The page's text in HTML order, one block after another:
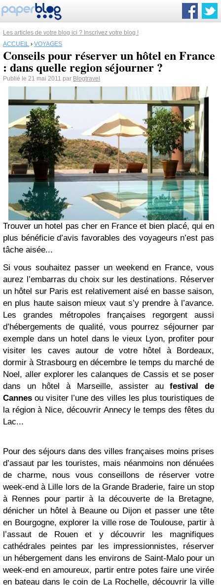
Les articles de votre blog ici ? Inscrivez votre blog !
ACCUEIL › VOYAGES
Conseils pour réserver un hôtel en France
: dans quelle region séjourner ?
Publié le 21 mai 2011 par Blogtravel
Trouver un hotel pas cher en France et bien placé, qui en
plus bénéficie d’avis favorables des voyageurs n’est pas
tâche aisée...
Si vous souhaitez passer un weekend en France, vous
aurez l’embarras du choix sur les destinations. Réserver
un hôtel sur Paris est relativement aisé en basse saison,
en plus haute saison mieux vaut s’y prendre à l’avance.
Les grandes métropoles françaises regorgent aussi
d’hébergements de qualité, vous pourrez séjourner par
exemple dans un hotel dans le vieux Lyon, profiter pour
visiter les caves autour de votre hôtel à Bordeaux,
dormir à Strasbourg en décembre le temps du marché de
Noel, aller explorer les calanques de Cassis et se poser
dans un hôtel à Marseille, assister aufestival de
Cannes ou visiter l’une des villes les plus touristiques de
la région à Nice, découvrir Annecy le temps des fêtes du
Lac...
Pour des séjours dans des villes françaises moins prises
d’assaut par les touristes, mais néanmoins non dénuées
de charme, nous vous conseillons de réserver votre
week-end à Lille lors de la Grande Braderie, faire un stop
à Rennes pour partir à la découverte de la Bretagne,
dénicher un hôtel à Beaune ou Dijon et passer une tête
en Bourgogne, explorer la ville rose de Toulouse, partir à
l’assaut de Rouen et y découvrir les magnifiques
cathédrales peintes par les impressionnistes, réserver
un hébergement dans les environs de Saint-Malo pour un
week-end en amoureux, partir entre potes faire une virée
en bateau dans le coin de La Rochelle, découvrir la ville